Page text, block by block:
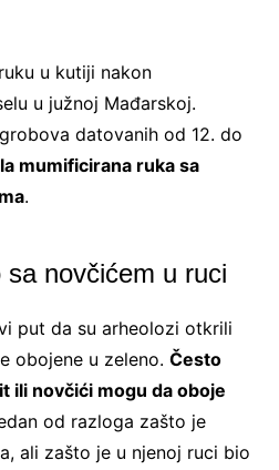
u kutiji nakon
u južnoj Mađarskoj.
datovanih od 12. do
mumificirana ruka sa
.
sa novčićem u ruci
put da su arheolozi otkrili
obojene u zeleno. Često
ili novčići mogu da oboje
od razloga zašto je
ali zašto je u njenoj ruci bio